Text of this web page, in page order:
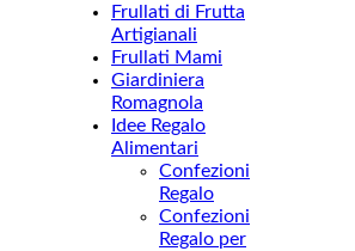
Frullati di Frutta
Artigianali
Frullati Mami
Giardiniera
Romagnola
Idee Regalo
Alimentari
Confezioni
Regalo
Confezioni
Regalo per